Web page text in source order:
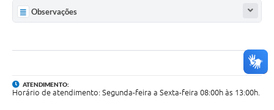
Observações
ATENDIMENTO:
Horário de atendimento: Segunda-feira a Sexta-feira 08:00h às 13:00h.